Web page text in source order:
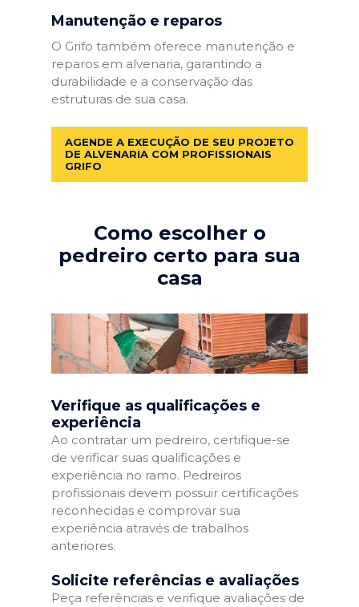
Manutenção e reparos
O Grifo também oferece manutenção e
reparos em alvenaria, garantindo a
durabilidade e a conservação das
estruturas de sua casa.
AGENDE A EXECUÇÃO DE SEU PROJETO
DE ALVENARIA COM PROFISSIONAIS
GRIFO
Como escolher o
pedreiro certo para sua
casa
Verifique as qualificações e
experiência
Ao contratar um pedreiro, certifique-se
de verificar suas qualificações e
experiência no ramo. Pedreiros
profissionais devem possuir certificações
reconhecidas e comprovar sua
experiência através de trabalhos
anteriores.
Solicite referências e avaliações
Peça referências e verifique avaliações de